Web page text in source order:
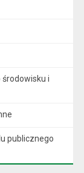
i
publicznego